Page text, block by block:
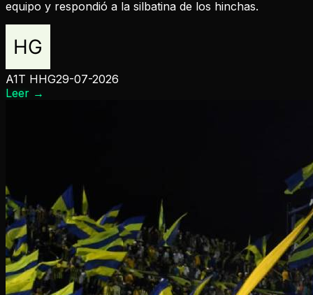
equipo y respondió a la silbatina de los hinchas.
A1T HHG29-07-2026
Leer →